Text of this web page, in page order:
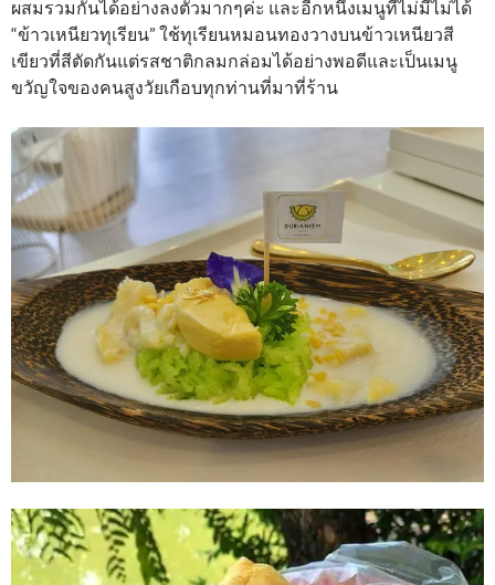
ผสมรวมกันได้อย่างลงตัวมากๆค่ะ และอีกหนึ่งเมนูที่ไม่มีไม่ได้
“ข้าวเหนียวทุเรียน” ใช้ทุเรียนหมอนทองวางบนข้าวเหนียวสี
เขียวที่สีตัดกันแต่รสชาติกลมกล่อมได้อย่างพอดีและเป็นเมนู
ขวัญใจของคนสูงวัยเกือบทุกท่านที่มาที่ร้าน